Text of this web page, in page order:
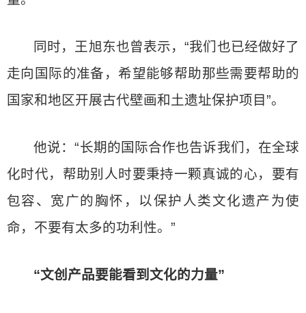
同时，王旭东也曾表示，“我们也已经做好了
走向国际的准备，希望能够帮助那些需要帮助的
国家和地区开展古代壁画和土遗址保护项目”。
他说：“长期的国际合作也告诉我们，在全球
化时代，帮助别人时要秉持一颗真诚的心，要有
包容、宽广的胸怀，以保护人类文化遗产为使
命，不要有太多的功利性。”
“文创产品要能看到文化的力量”